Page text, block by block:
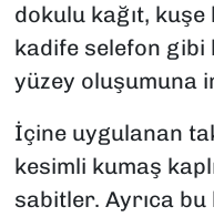
dokulu kağıt,
kadife selefon
yüzey oluşumuna
İçine uygulanan
kesimli kumaş
sabitler. Ayrıca